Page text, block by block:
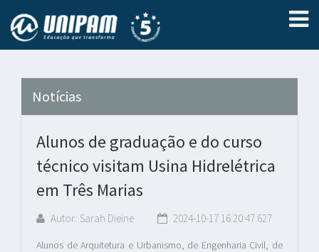
Notícias
Alunos de graduação e do curso
técnico visitam Usina Hidrelétrica
em Três Marias
Autor: Sarah Dieine 2024-10-17 16:20:47.627
Alunos de Arquitetura e Urbanismo, de Engenharia Civil, de